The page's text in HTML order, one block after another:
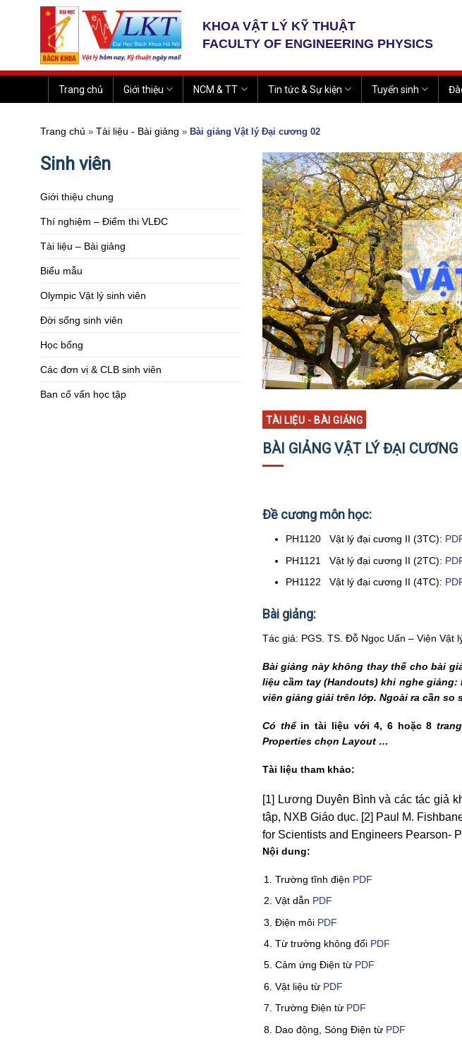
KHOA VẬT LÝ KỸ THUẬT
FACULTY OF ENGINEERING PHYSICS
Trang chủ Giới thiệu NCM & TT Tin tức & Sự kiện Tuyển sinh
Trang chủ » Tài liệu - Bài giảng » Bài giảng Vật lý Đại cương 02
Sinh viên
Giới thiệu chung
Thí nghiệm – Điểm thi VLĐC
Tài liệu – Bài giảng
Biểu mẫu
Olympic Vật lý sinh viên
Đời sống sinh viên
Học bổng
Các đơn vị & CLB sinh viên
Ban cố vấn học tập
TÀI LIỆU - BÀI GIẢNG
BÀI GIẢNG VẬT LÝ ĐẠI CƯƠNG
Đề cương môn học:
PH1120 Vật lý đại cương II (3TC):
PH1121 Vật lý đại cương II (2TC):
PH1122 Vật lý đại cương II (4TC):
Bài giảng:
Tác giả: PGS. TS. Đỗ Ngọc Uấn – Viện Vật
Bài giảng này không thay thế cho bài
liệu cầm tay (Handouts) khi nghe
viên giảng giải trên lớp. Ngoài ra cần
Có thể in tài liệu với 4, 6 hoặc 8
Properties chọn Layout …
Tài liệu tham khảo:
[1] Lương Duyên Bình và các tác giả
tập, NXB Giáo dục. [2] Paul M.
for Scientists and Engineers Pearson-
Nội dung:
Trường tĩnh điện PDF
Vật dẫn PDF
Điện môi PDF
Từ trường không đổi PDF
Cảm ứng Điện từ PDF
Vật liệu từ PDF
Trường Điện từ PDF
Dao động, Sóng Điện từ PDF